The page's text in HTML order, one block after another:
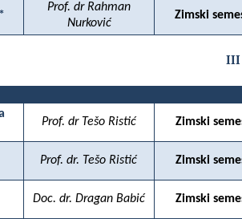
Prof. dr Rahman
Nurković
Zimski
III
Prof. dr Tešo Ristić Zimski
Prof. dr. Tešo Ristić Zimski
Doc. dr. Dragan Babić Zimski